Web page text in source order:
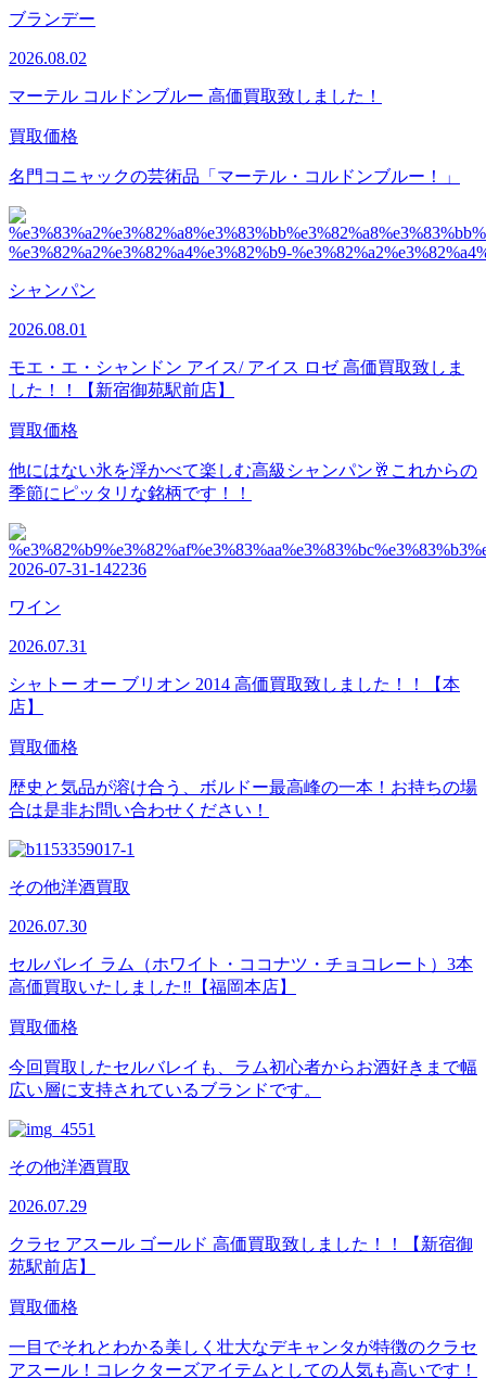
ブランデー
2026.08.02
マーテル コルドンブルー 高価買取致しました！
買取価格
名門コニャックの芸術品「マーテル・コルドンブルー！」
シャンパン
2026.08.01
モエ・エ・シャンドン アイス/ アイス ロゼ 高価買取致しま
した！！【新宿御苑駅前店】
買取価格
他にはない氷を浮かべて楽しむ高級シャンパン🥂これからの
季節にピッタリな銘柄です！！
ワイン
2026.07.31
シャトー オー ブリオン 2014 高価買取致しました！！【本
店】
買取価格
歴史と気品が溶け合う、ボルドー最高峰の一本！お持ちの場
合は是非お問い合わせください！
その他洋酒買取
2026.07.30
セルバレイ ラム（ホワイト・ココナツ・チョコレート）3本
高価買取いたしました‼【福岡本店】
買取価格
今回買取したセルバレイも、ラム初心者からお酒好きまで幅
広い層に支持されているブランドです。
その他洋酒買取
2026.07.29
クラセ アスール ゴールド 高価買取致しました！！【新宿御
苑駅前店】
買取価格
一目でそれとわかる美しく壮大なデキャンタが特徴のクラセ
アスール！コレクターズアイテムとしての人気も高いです！